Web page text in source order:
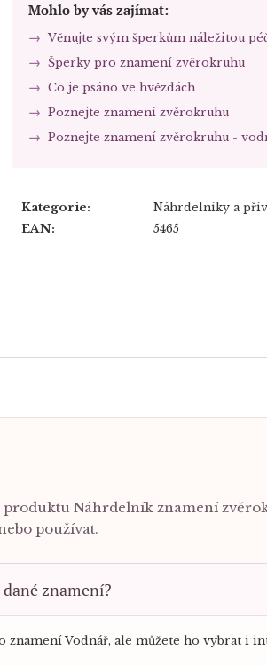
Mohlo by vás zajímat:
Věnujte svým šperkům náležitou
Šperky pro znamení zvěrokruhu
Co je psáno ve hvězdách
Poznejte znamení zvěrokruhu
Poznejte znamení zvěrokruhu -
Kategorie: Náhrdelníky a
EAN: 5465
produktu Náhrdelník znamení
používat.
znamení?
znamení Vodnář, ale můžete ho vybrat i